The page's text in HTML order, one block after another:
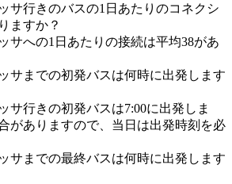
サ行きのバスの1日あたりのコネクシ
ますか？
サへの1日あたりの接続は平均38があ
サまでの初発バスは何時に出発します
サ行きの初発バスは7:00に出発しま
がありますので、当日は出発時刻を必
サまでの最終バスは何時に出発します